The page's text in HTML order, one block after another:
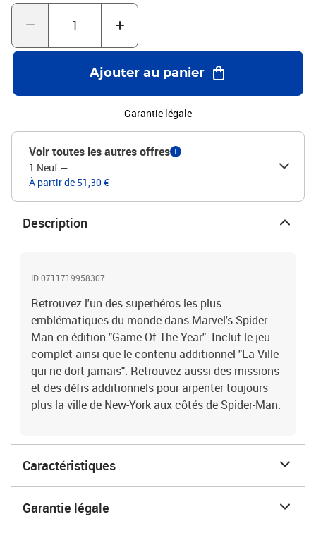
Ajouter au panier
Garantie légale
Voir toutes les autres offres 1
1 Neuf —
À partir de 51,30 €
Description
ID 0711719958307
Retrouvez l'un des superhéros les plus
emblématiques du monde dans Marvel's Spider-
Man en édition "Game Of The Year". Inclut le jeu
complet ainsi que le contenu additionnel "La Ville
qui ne dort jamais". Retrouvez aussi des missions
et des défis additionnels pour arpenter toujours
plus la ville de New-York aux côtés de Spider-Man.
Caractéristiques
Garantie légale